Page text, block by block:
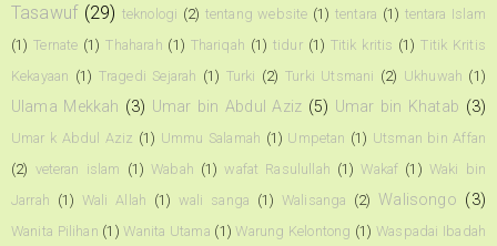
Tasawuf (29) teknologi (2) tentang website (1) tentara (1) tentara Islam
(1) Ternate (1) Thaharah (1) Thariqah (1) tidur (1) Titik kritis (1) Titik Kritis
Kekayaan (1) Tragedi Sejarah (1) Turki (2) Turki Utsmani (2) Ukhuwah (1)
Ulama Mekkah (3) Umar bin Abdul Aziz (5) Umar bin Khatab (3)
Umar k Abdul Aziz (1) Ummu Salamah (1) Umpetan (1) Utsman bin Affan
(2) veteran islam (1) Wabah (1) wafat Rasulullah (1) Wakaf (1) Waki bin
Jarrah (1) Wali Allah (1) wali sanga (1) Walisanga (2) Walisongo (3)
Wanita Pilihan (1) Wanita Utama (1) Warung Kelontong (1) Waspadai Ibadah